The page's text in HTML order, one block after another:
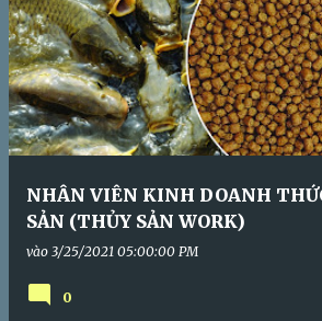
NHÂN VIÊN KINH DOANH
SẢN (THỦY SẢN WORK)
vào 3/25/2021 05:00:00 PM
0